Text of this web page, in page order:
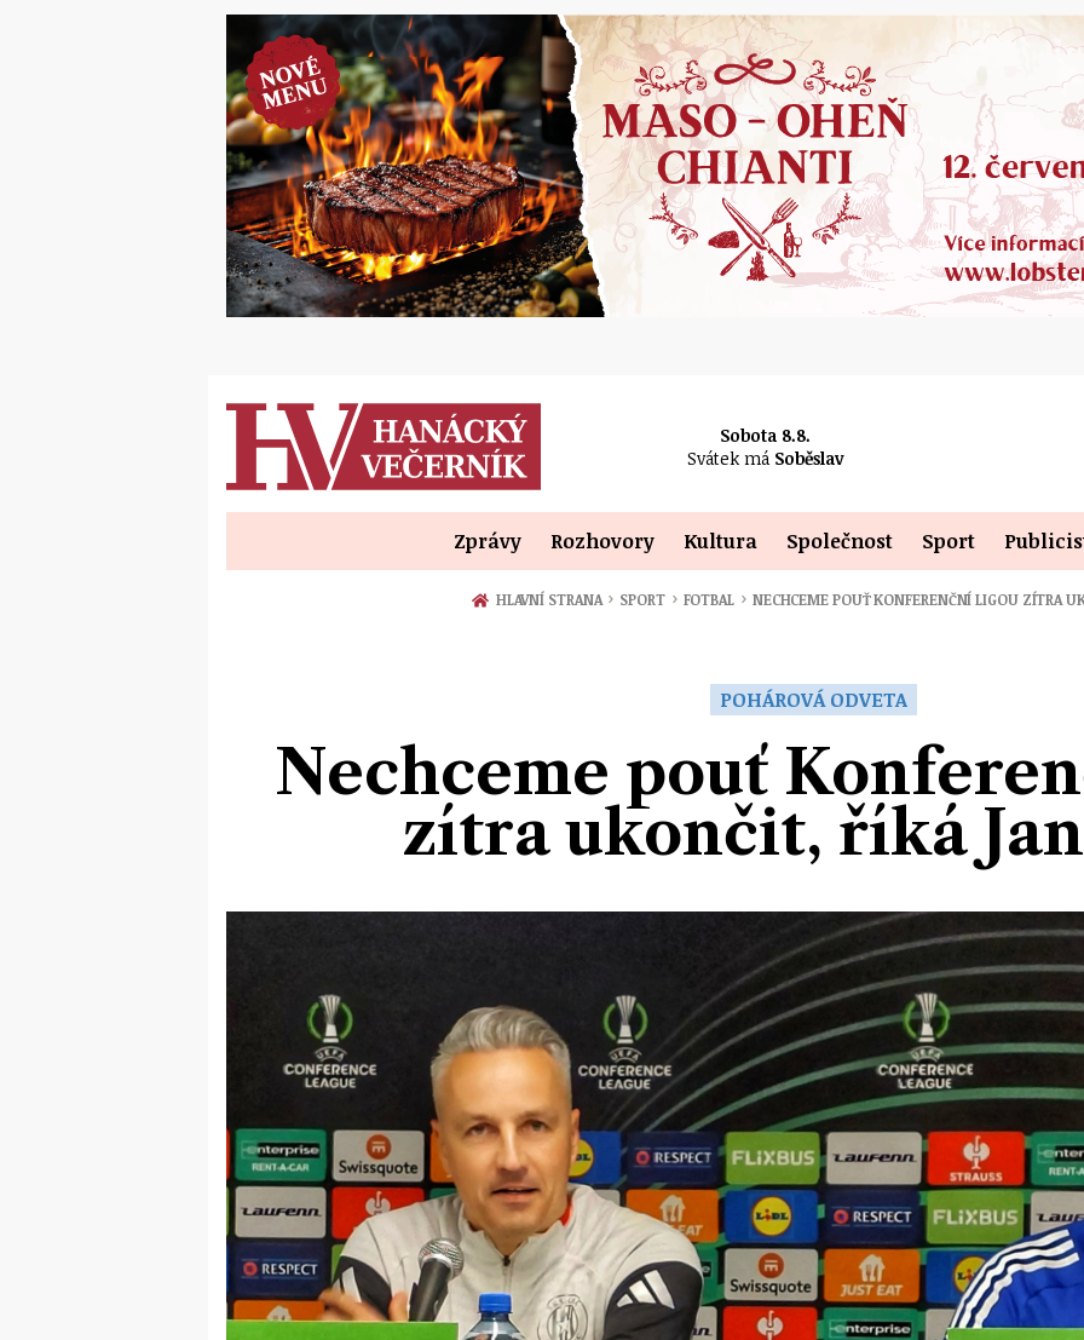
Sobota 8.8.
Svátek má Soběslav
Zprávy Rozhovory Kultura Společnost Sport
HLAVNÍ STRANA › SPORT › FOTBAL › NECHCEME POUŤ KONFERENČNÍ LIGOU ZÍTRA
POHÁROVÁ ODVETA
Nechceme pouť
zítra ukončit, říká